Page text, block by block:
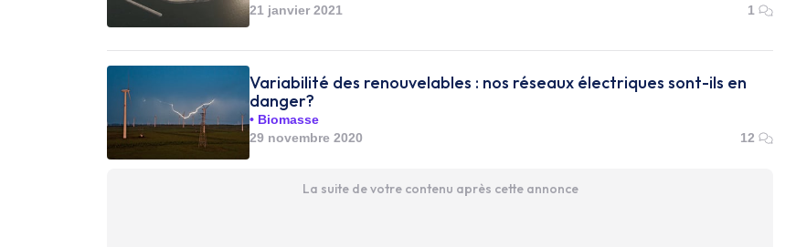
21 janvier 2021
1
Variabilité des renouvelables : nos réseaux électriques sont-ils en
danger?
Biomasse
29 novembre 2020
12
La suite de votre contenu après cette annonce